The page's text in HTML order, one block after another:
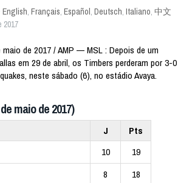
English, Français, Español, Deutsch, Italiano, 中文
2017
maio de 2017 / AMP — MSL : Depois de um
em 29 de abril, os Timbers perderam por 3-0
neste sábado (6), no estádio Avaya.
maio de 2017)
J
Pts
10
19
8
18